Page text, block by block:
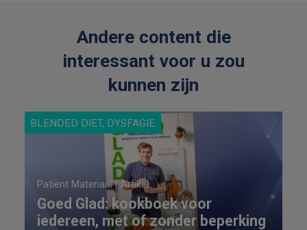
Andere content die
interessant voor u zou
kunnen zijn
BLENDED DIET, DYSFAGIE
Patiënt Materiaal | Artikel
Goed Glad: kookboek voor
iedereen, met of zonder beperking